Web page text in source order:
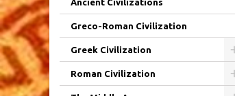
Ancient Civilizations
Greco-Roman Civilization
Greek Civilization
Roman Civilization